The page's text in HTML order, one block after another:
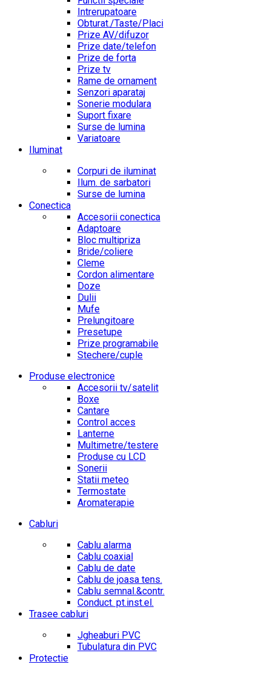
Intrerupatoare
Obturat./Taste/Placi
Prize AV/difuzor
Prize date/telefon
Prize de forta
Prize tv
Rame de ornament
Senzori aparataj
Sonerie modulara
Suport fixare
Surse de lumina
Variatoare
Iluminat
Corpuri de iluminat
Ilum. de sarbatori
Surse de lumina
Conectica
Accesorii conectica
Adaptoare
Bloc multipriza
Bride/coliere
Cleme
Cordon alimentare
Doze
Dulii
Mufe
Prelungitoare
Presetupe
Prize programabile
Stechere/cuple
Produse electronice
Accesorii tv/satelit
Boxe
Cantare
Control acces
Lanterne
Multimetre/testere
Produse cu LCD
Sonerii
Statii meteo
Termostate
Aromaterapie
Cabluri
Cablu alarma
Cablu coaxial
Cablu de date
Cablu de joasa tens.
Cablu semnal.&contr.
Conduct. pt.inst.el.
Trasee cabluri
Jgheaburi PVC
Tubulatura din PVC
Protectie